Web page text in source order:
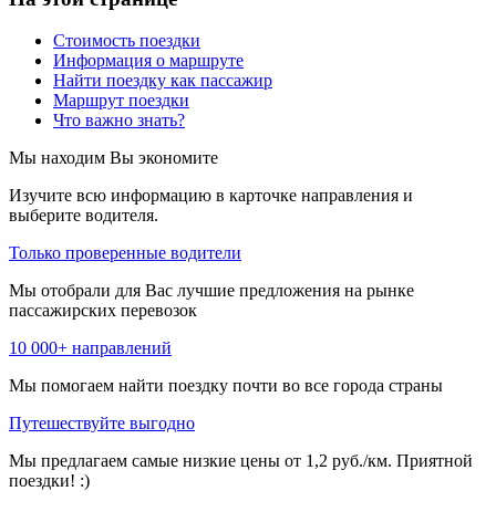
Стоимость поездки
Информация о маршруте
Найти поездку как пассажир
Маршрут поездки
Что важно знать?
Мы находим Вы экономите
Изучите всю информацию в карточке направления и
выберите водителя.
Только проверенные водители
Мы отобрали для Вас лучшие предложения на рынке
пассажирских перевозок
10 000+ направлений
Мы помогаем найти поездку почти во все города страны
Путешествуйте выгодно
Мы предлагаем самые низкие цены от 1,2 руб./км. Приятной
поездки! :)